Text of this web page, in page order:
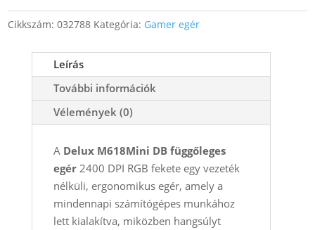
egér
2400
mennyiség
Cikkszám:032788 Kategória: Gamer egér
Leírás
További információk
Vélemények (0)
A Delux M618Mini DB függőleges
egér2400 DPI RGB fekete egy vezeték
nélküli, ergonomikus egér, amely a
mindennapi számítógépes munkához
lett kialakítva, miközben hangsúlyt